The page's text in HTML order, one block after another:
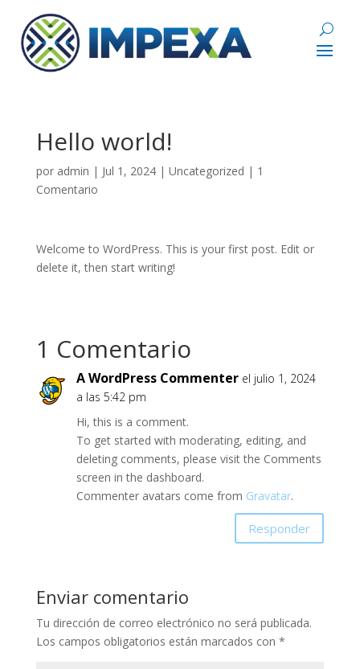
Hello world!
por admin | Jul 1, 2024| Uncategorized | 1
Comentario
Welcome to WordPress. This is your first post. Edit or
delete it, then start writing!
1 Comentario
A WordPress Commenter el julio 1, 2024
a las 5:42 pm
Hi, this is a comment.
To get started with moderating, editing, and
deleting comments, please visit the Comments
screen in the dashboard.
Commenter avatars come from Gravatar.
Responder
Enviar comentario
Tu dirección de correo electrónico no será publicada.
Los campos obligatorios están marcados con *